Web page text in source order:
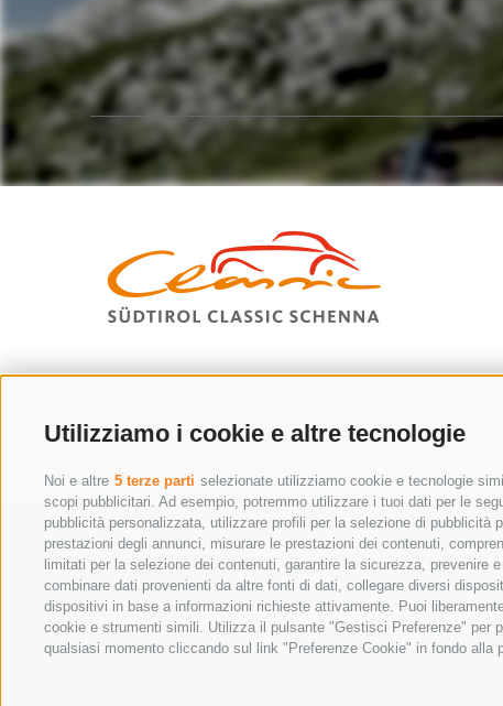
Utilizziamo i cookie e altre tecnologie
Noi e altre 5 terze parti selezionate utilizziamo cookie e tecnologie
scopi pubblicitari. Ad esempio, potremmo utilizzare i tuoi dati per le
pubblicità personalizzata, utilizzare profili per la selezione di
prestazioni degli annunci, misurare le prestazioni dei contenuti,
limitati per la selezione dei contenuti, garantire la sicurezza, prevenire
combinare dati provenienti da altre fonti di dati, collegare diversi
dispositivi in base a informazioni richieste attivamente. Puoi
cookie e strumenti simili. Utilizza il pulsante "Gestisci Preferenze" per
qualsiasi momento cliccando sul link "Preferenze Cookie" in fondo
SÜDTIROL CLASSIC CLUB ERZHERZOG-
PUOI RAGGIUNGERCI A:+39 0473 945669 -
ARRIVO A SCENA